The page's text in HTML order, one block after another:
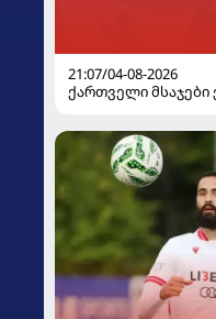
21:07/04-08-2026
ქართველი მსაჯები